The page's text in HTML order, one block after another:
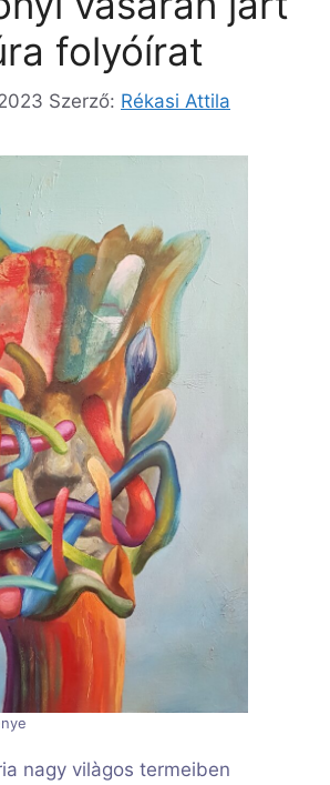
folyóírat
Szerző: Rékasi Attila
nagy vilàgos termeiben